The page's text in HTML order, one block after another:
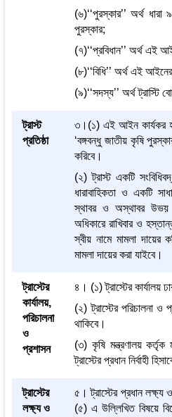
(৬)‘‘পুরস্কার’’ অর্থ
পুরস্কার;
(৭)‘‘প্রবিধান’’ অর্থ এই
(৮)‘‘বিধি’’ অর্থ এই
(৯)‘‘সদস্য’’ অর্থ ট্রাস্টি
ট্রাস্ট
প্রতিষ্ঠা
৩।(১) এই আইন কার্যকর
‘বঙ্গবন্ধু জাতীয় কৃষি
করিবে।
(২) ট্রাস্ট একটি
ধারাবাহিকতা ও একটি
স্থাবর ও অস্থাবর উভয়
অধিকারে রাখিবার ও
স্বীয় নামে মামলা দায়ের
মামলা দায়ের করা যাইবে।
ট্রাস্টের
কার্যালয়,
পরিচালনা
ও
প্রশাসন
৪। (১) ট্রাস্টের কার্যালয়
(২) ট্রাস্টের পরিচালনা ও
থাকিবে।
(৩) কৃষি মন্ত্রণালয়
ট্রাস্টের প্রধান নির্বাহী
ট্রাস্টের
লক্ষ্য ও
৫। ট্রাস্টের প্রধান লক্ষ্য
(৫) এ উল্লিখিত বিষয়ে